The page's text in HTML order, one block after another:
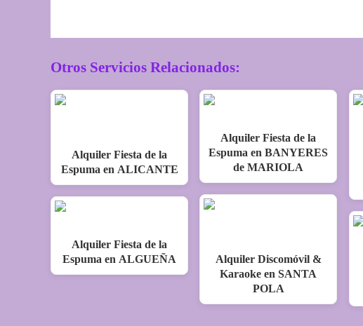
Otros Servicios Relacionados:
Alquiler Fiesta de la
Espuma en ALICANTE
Alquiler Fiesta de la
Espuma en ALGUEÑA
Alquiler Fiesta de la
Espuma en BANYERES
de MARIOLA
Alquiler Discomóvil &
Karaoke en SANTA
POLA